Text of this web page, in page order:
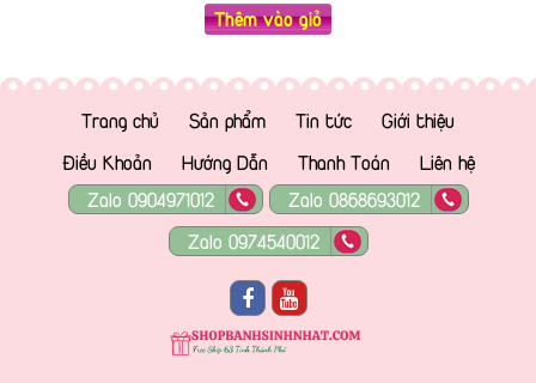
Thêm vào giỏ
Trang chủ Sản phẩm Tin tức
Giới thiệu
Điều Khoản
Hướng Dẫn Thanh Toán
Liên hệ
Zalo 0904971012
Zalo 0868693012
Zalo 0974540012